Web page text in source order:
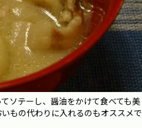
ソテーし、醤油をかけて食べても美
もの代わりに入れるのもオススメで